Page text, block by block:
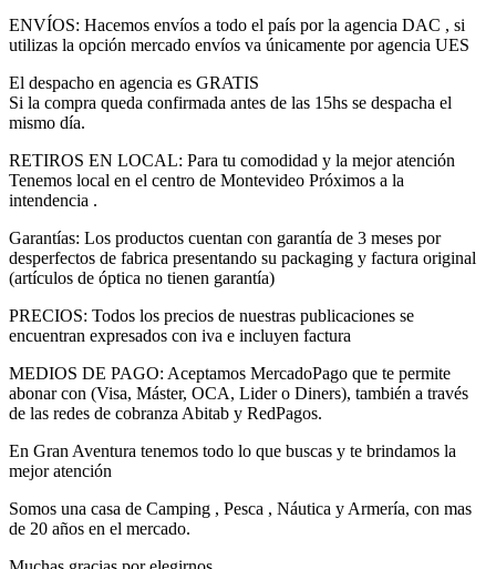
ENVÍOS: Hacemos envíos a todo el país por la agencia DAC , si
utilizas la opción mercado envíos va únicamente por agencia UES
El despacho en agencia es GRATIS
Si la compra queda confirmada antes de las 15hs se despacha el
mismo día.
RETIROS EN LOCAL: Para tu comodidad y la mejor atención
Tenemos local en el centro de Montevideo Próximos a la
intendencia .
Garantías: Los productos cuentan con garantía de 3 meses por
desperfectos de fabrica presentando su packaging y factura original
(artículos de óptica no tienen garantía)
PRECIOS: Todos los precios de nuestras publicaciones se
encuentran expresados con iva e incluyen factura
MEDIOS DE PAGO: Aceptamos MercadoPago que te permite
abonar con (Visa, Máster, OCA, Lider o Diners), también a través
de las redes de cobranza Abitab y RedPagos.
En Gran Aventura tenemos todo lo que buscas y te brindamos la
mejor atención
Somos una casa de Camping , Pesca , Náutica y Armería, con mas
de 20 años en el mercado.